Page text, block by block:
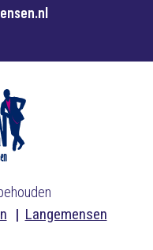
Langemensen